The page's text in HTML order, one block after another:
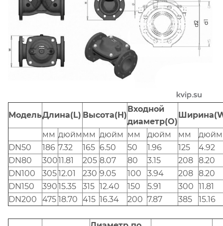
МодельДлина(L) Высота(H)
Входной
диаметр(O)
мм дюйм мм дюйм мм дюйм мм
дюйм
DN50
186 7.32 165 6.50 50 1.96 125
4.92
DN80
30011.81 205 8.07 80 3.15 208 8.20
DN100
30512.01 230 9.05 100 3.94 208 8.20
DN150
39015.35 315 12.40 150 5.91 300 11.81
DN200
475 18.70 415 16.34 200 7.87 385 15.16